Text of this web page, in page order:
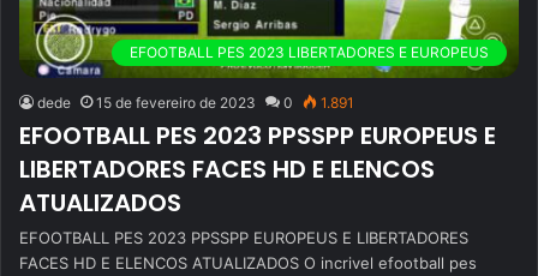
EFOOTBALL PES 2023 LIBERTADORES E EUROPEUS
dede 15 de fevereiro de 2023 0 1.891
EFOOTBALL PES 2023 PPSSPP EUROPEUS E
LIBERTADORES FACES HD E ELENCOS
ATUALIZADOS
EFOOTBALL PES 2023 PPSSPP EUROPEUS E LIBERTADORES
FACES HD E ELENCOS ATUALIZADOS O incrivel efootball pes